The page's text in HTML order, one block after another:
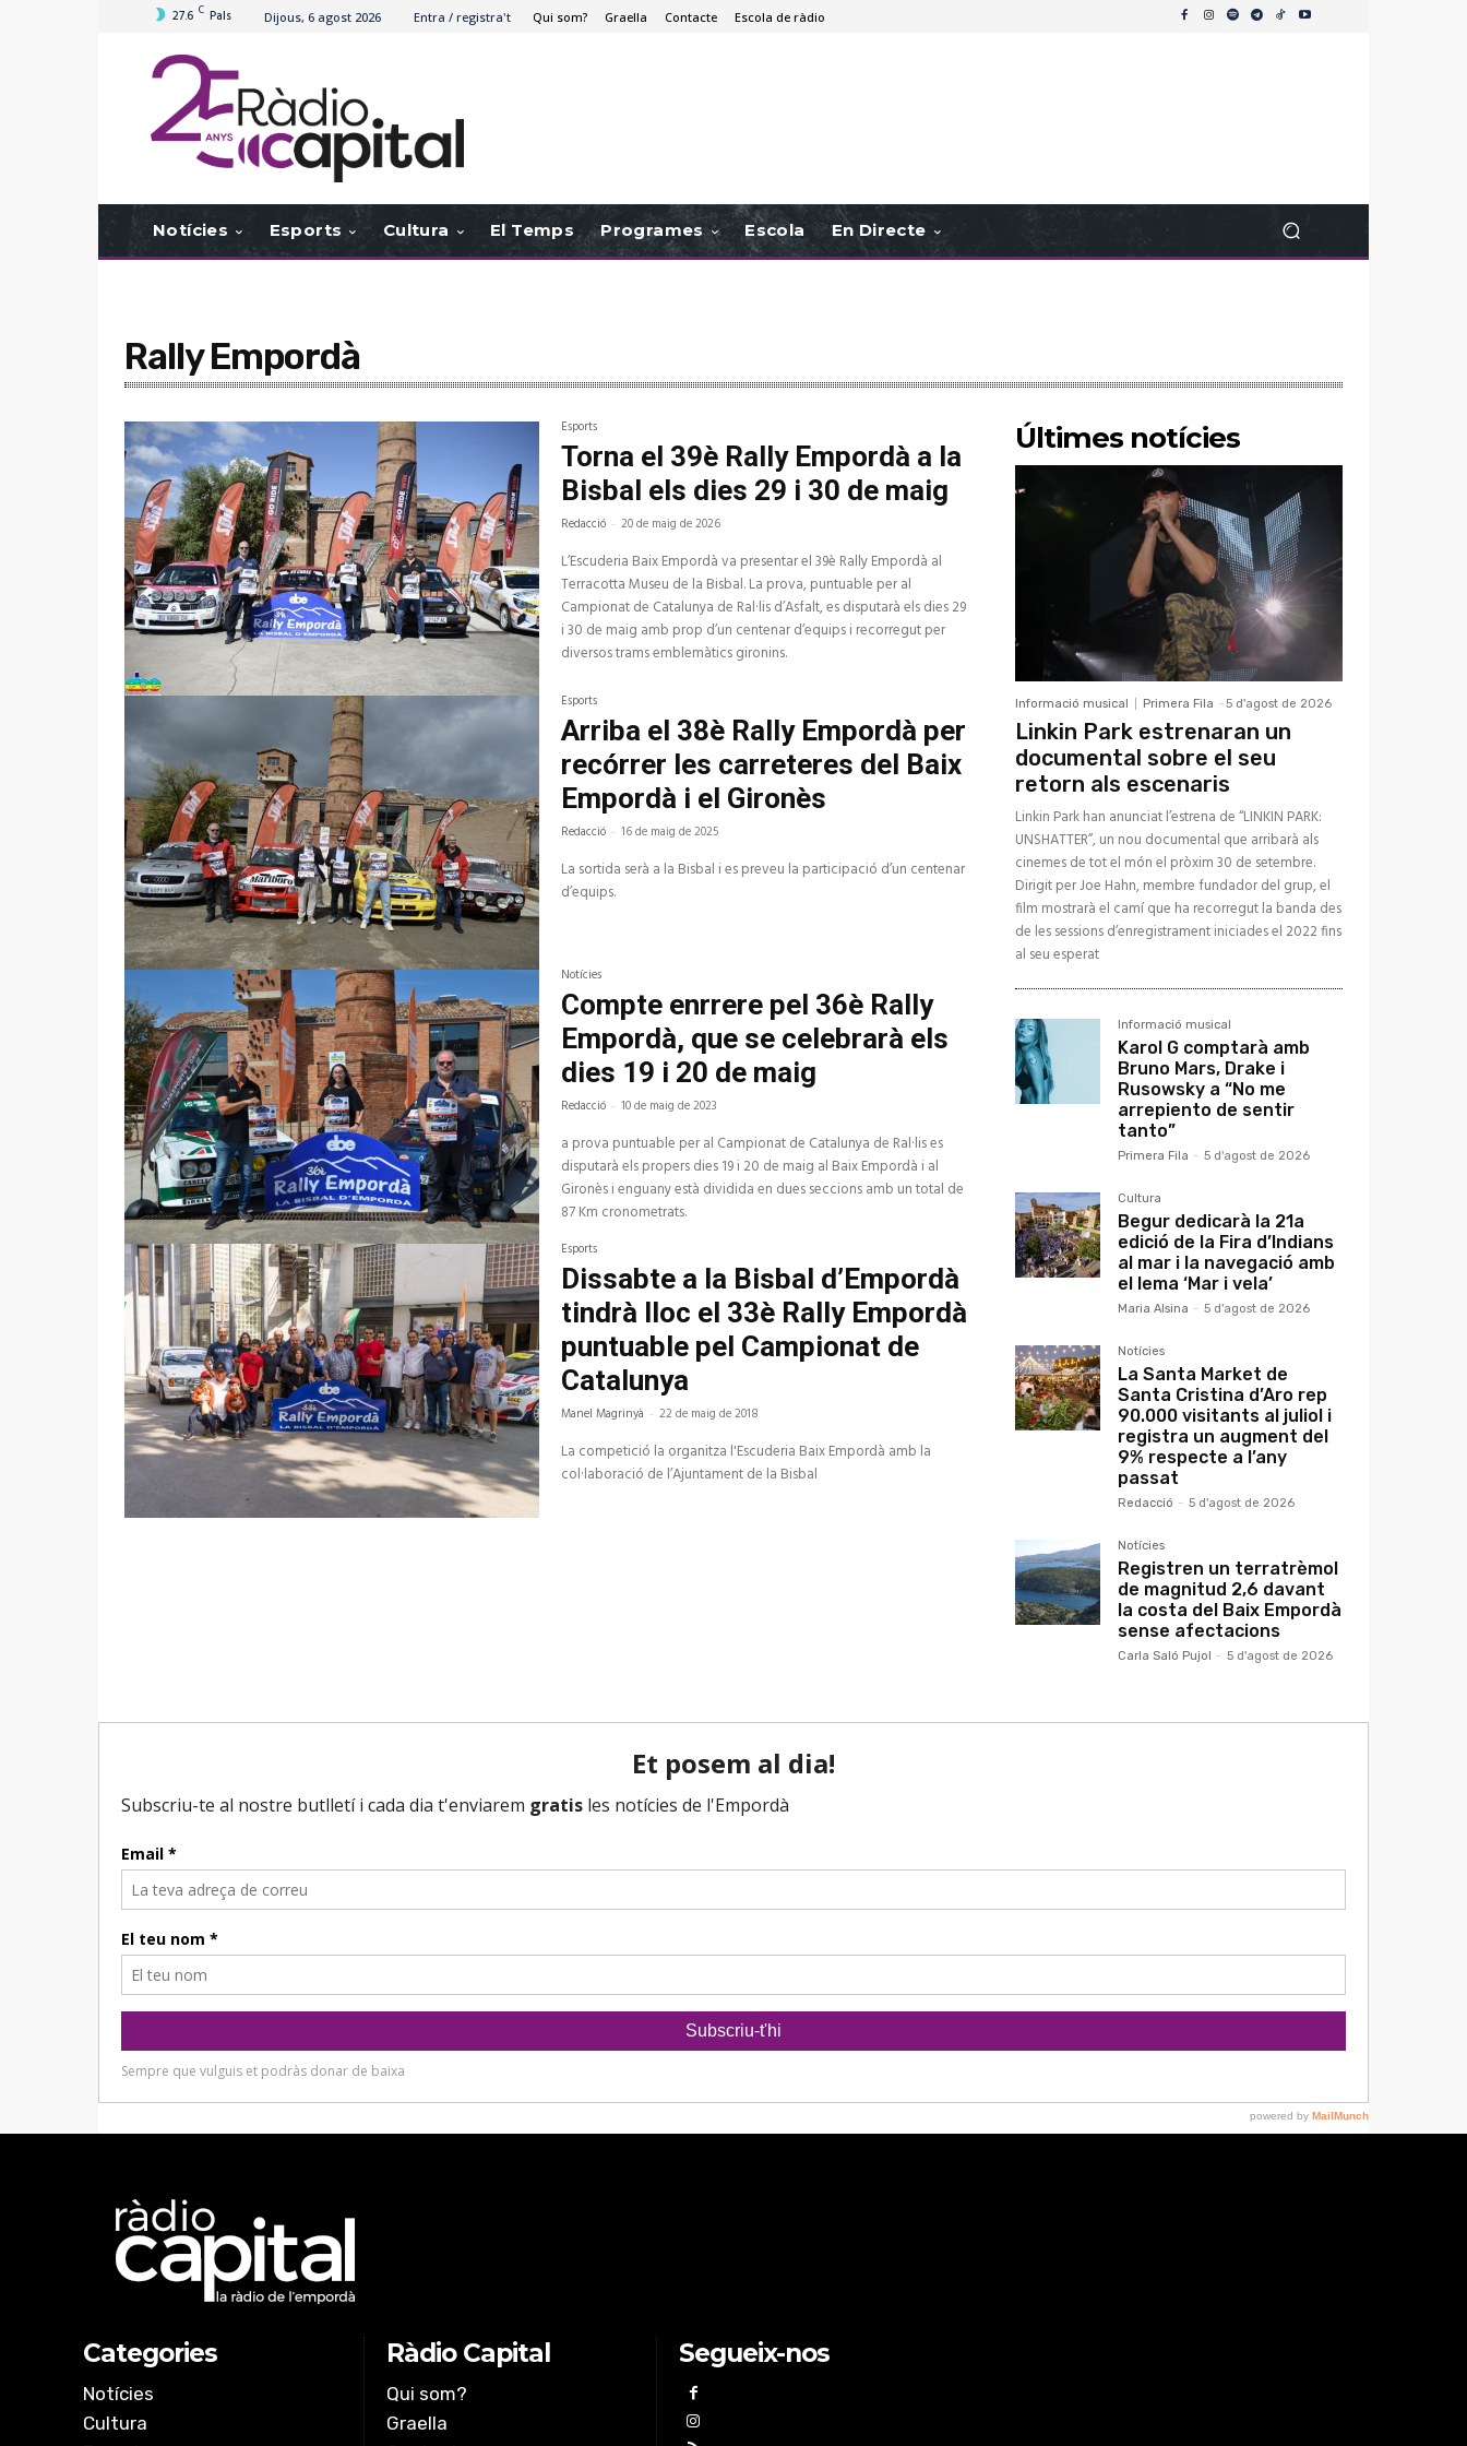
27.6 C Pals Dijous, 6 agost 2026 Entra / registra't Qui som? Graella Contacte Escola de ràdio
Notícies Esports Cultura El Temps Programes Escola En Directe
Rally Empordà
Esports
Torna el 39è Rally Empordà a la
Bisbal els dies 29 i 30 de maig
Redacció - 20 de maig de 2026
L’Escuderia Baix Empordà va presentar el 39è Rally Empordà al
Terracotta Museu de la Bisbal. La prova, puntuable per al
Campionat de Catalunya de Ral·lis d’Asfalt, es disputarà els dies 29
i 30 de maig amb prop d’un centenar d’equips i recorregut per
diversos trams emblemàtics gironins.
Esports
Arriba el 38è Rally Empordà per
recórrer les carreteres del Baix
Empordà i el Gironès
Redacció - 16 de maig de 2025
La sortida serà a la Bisbal i es preveu la participació d’un centenar
d’equips.
Notícies
Compte enrrere pel 36è Rally
Empordà, que se celebrarà els
dies 19 i 20 de maig
Redacció - 10 de maig de 2023
a prova puntuable per al Campionat de Catalunya de Ral·lis es
disputarà els propers dies 19 i 20 de maig al Baix Empordà i al
Gironès i enguany està dividida en dues seccions amb un total de
87 Km cronometrats.
Esports
Dissabte a la Bisbal d’Empordà
tindrà lloc el 33è Rally Empordà
puntuable pel Campionat de
Catalunya
Manel Magrinyà - 22 de maig de 2018
La competició la organitza l'Escuderia Baix Empordà amb la
col·laboració de l’Ajuntament de la Bisbal
Últimes notícies
Informació musical Primera Fila - 5 d'agost de 2026
Linkin Park estrenaran un
documental sobre el seu
retorn als escenaris
Linkin Park han anunciat l’estrena de “LINKIN PARK:
UNSHATTER”, un nou documental que arribarà als
cinemes de tot el món el pròxim 30 de setembre.
Dirigit per Joe Hahn, membre fundador del grup, el
film mostrarà el camí que ha recorregut la banda des
de les sessions d’enregistrament iniciades el 2022 fins
al seu esperat
Informació musical
Karol G comptarà amb
Bruno Mars, Drake i
Rusowsky a “No me
arrepiento de sentir
tanto”
Primera Fila - 5 d'agost de 2026
Cultura
Begur dedicarà la 21a
edició de la Fira d’Indians
al mar i la navegació amb
el lema ‘Mar i vela’
Maria Alsina - 5 d'agost de 2026
Notícies
La Santa Market de
Santa Cristina d’Aro rep
90.000 visitants al juliol i
registra un augment del
9% respecte a l’any
passat
Redacció - 5 d'agost de 2026
Notícies
Registren un terratrèmol
de magnitud 2,6 davant
la costa del Baix Empordà
sense afectacions
Carla Saló Pujol - 5 d'agost de 2026
Categories
Notícies
Cultura
Ràdio Capital
Qui som?
Graella
Segueix-nos